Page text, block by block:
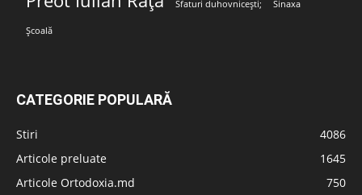
Sfaturi duhovnicești; Sinaxa
Școală
CATEGORIE POPULARĂ
Stiri
4086
Articole preluate
1645
Articole Ortodoxia.md
750